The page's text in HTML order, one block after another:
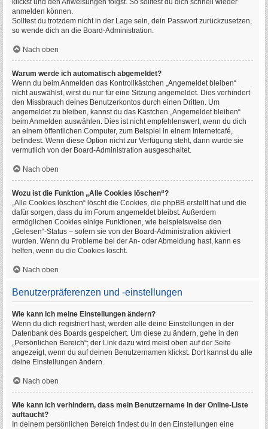
klickst und den Anweisungen folgst. So solltest du dich schnell wieder
anmelden können.
Solltest du trotzdem nicht in der Lage sein, dein Passwort zurückzusetzen,
so wende dich an die Board-Administration.
Nach oben
Warum werde ich automatisch abgemeldet?
Wenn du beim Anmelden das Kontrollkästchen „Angemeldet bleiben“
nicht auswählst, wirst du nur für eine Sitzung angemeldet. Dies verhindert
den Missbrauch deines Benutzerkontos durch einen Dritten. Um
angemeldet zu bleiben, kannst du das Kästchen „Angemeldet bleiben“
beim Anmelden auswählen. Dies ist nicht empfehlenswert, wenn du dich
an einem öffentlichen Computer, zum Beispiel in einem Internetcafé,
befindest. Wenn diese Option nicht zur Verfügung steht, dann wurde sie
vermutlich von der Board-Administration ausgeschaltet.
Nach oben
Wozu ist die Funktion „Alle Cookies löschen“?
„Alle Cookies löschen“ löscht die Cookies, die phpBB erstellt hat und die
dafür sorgen, dass du im Forum angemeldet bleibst. Außerdem
ermöglichen Cookies einige Funktionen, wie beispielsweise den
„Gelesen“-Status – sofern sie von der Board-Administration aktiviert
wurden. Wenn du Probleme bei der An- oder Abmeldung hast, kann es
helfen, wenn du die Cookies löscht.
Nach oben
Benutzerpräferenzen und -einstellungen
Wie kann ich meine Einstellungen ändern?
Wenn du dich registriert hast, werden alle deine Einstellungen in der
Datenbank des Boards gespeichert. Um diese zu ändern, gehe in den
„Persönlichen Bereich“; der Link dazu wird meist oben auf der Seite
angezeigt, wenn du auf deinen Benutzernamen klickst. Dort kannst du alle
deine Einstellungen ändern.
Nach oben
Wie kann ich verhindern, dass mein Benutzername in der Online-Liste
auftaucht?
In deinem persönlichen Bereich findest du in den Einstellungen eine